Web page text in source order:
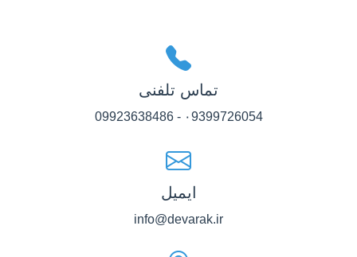
تماس تلفنی
۰9399726054 - 09923638486
ایمیل
info@devarak.ir